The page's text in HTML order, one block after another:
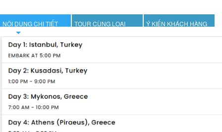
NỘI DUNG CHI TIẾT TOUR CÙNG LOẠI Ý KIẾN KHÁCH HÀNG